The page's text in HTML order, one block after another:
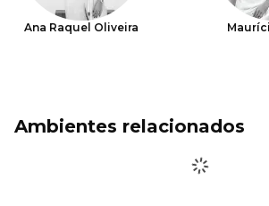
Ana Raquel Oliveira
Ambientes relacionados